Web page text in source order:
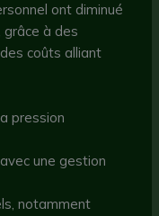
ont diminué
à des
coûts alliant
pression
une gestion
notamment